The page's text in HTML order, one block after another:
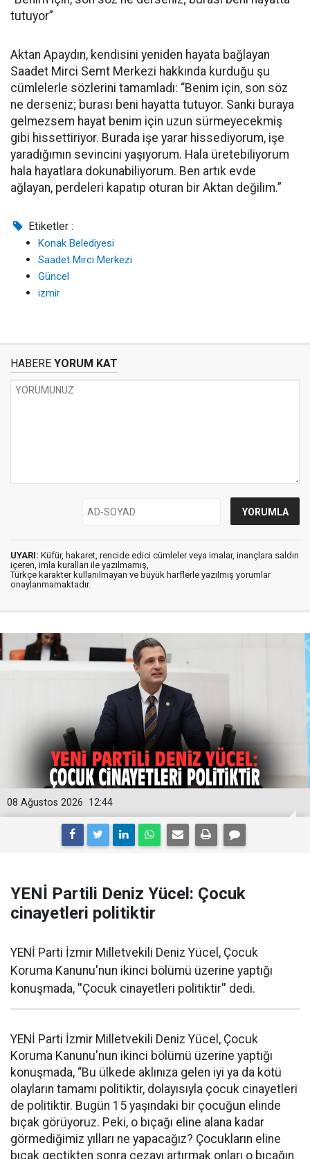
tutuyor”
Aktan Apaydın, kendisini yeniden hayata bağlayan
Saadet Mirci Semt Merkezi hakkında kurduğu şu
cümlelerle sözlerini tamamladı: “Benim için, son söz
ne derseniz; burası beni hayatta tutuyor. Sanki buraya
gelmezsem hayat benim için uzun sürmeyecekmiş
gibi hissettiriyor. Burada işe yarar hissediyorum, işe
yaradığımın sevincini yaşıyorum. Hala üretebiliyorum
hala hayatlara dokunabiliyorum. Ben artık evde
ağlayan, perdeleri kapatıp oturan bir Aktan değilim.”
Etiketler :
Konak Belediyesi
Saadet Mirci Merkezi
Güncel
izmir
HABERE YORUM KAT
UYARI: Küfür, hakaret, rencide edici cümleler veya imalar, inançlara saldırı
içeren, imla kuralları ile yazılmamış,
Türkçe karakter kullanılmayan ve büyük harflerle yazılmış yorumlar
onaylanmamaktadır.
12:44
08 Ağustos 2026
YENİ Partili Deniz Yücel: Çocuk
cinayetleri politiktir
YENİ Parti İzmir Milletvekili Deniz Yücel, Çocuk
Koruma Kanunu'nun ikinci bölümü üzerine yaptığı
konuşmada, ''Çocuk cinayetleri politiktir'' dedi.
YENİ Parti İzmir Milletvekili Deniz Yücel, Çocuk
Koruma Kanunu'nun ikinci bölümü üzerine yaptığı
konuşmada, “Bu ülkede aklınıza gelen iyi ya da kötü
olayların tamamı politiktir, dolayısıyla çocuk cinayetleri
de politiktir. Bugün 15 yaşındaki bir çocuğun elinde
bıçak görüyoruz. Peki, o bıçağı eline alana kadar
görmediğimiz yılları ne yapacağız? Çocukların eline
bıçak geçtikten sonra cezayı artırmak onları o bıçağın